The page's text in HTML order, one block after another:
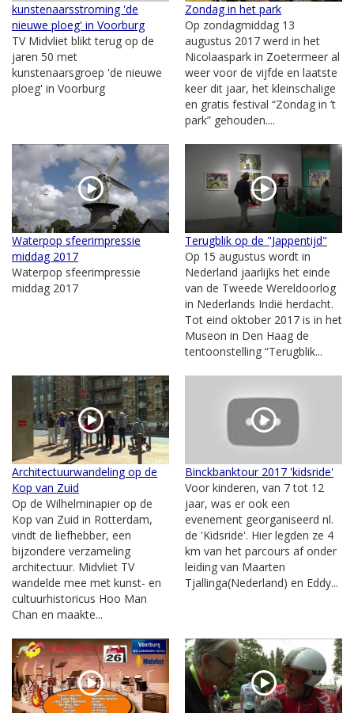
kunstenaarsstroming 'de
nieuwe ploeg' in Voorburg
TV Midvliet blikt terug op de
jaren 50 met
kunstenaarsgroep 'de nieuwe
ploeg' in Voorburg
Zondag in het park
Op zondagmiddag 13
augustus 2017 werd in het
Nicolaaspark in Zoetermeer al
weer voor de vijfde en laatste
keer dit jaar, het kleinschalige
en gratis festival “Zondag in ’t
park” gehouden....
Waterpop sfeerimpressie
middag 2017
Waterpop sfeerimpressie
middag 2017
Terugblik op de "Jappentijd"
Op 15 augustus wordt in
Nederland jaarlijks het einde
van de Tweede Wereldoorlog
in Nederlands Indië herdacht.
Tot eind oktober 2017 is in het
Museon in Den Haag de
tentoonstelling “Terugblik...
Architectuurwandeling op de
Kop van Zuid
Op de Wilhelminapier op de
Kop van Zuid in Rotterdam,
vindt de liefhebber, een
bijzondere verzameling
architectuur. Midvliet TV
wandelde mee met kunst- en
cultuurhistoricus Hoo Man
Chan en maakte...
Binckbanktour 2017 'kidsride'
Voor kinderen, van 7 tot 12
jaar, was er ook een
evenement georganiseerd nl.
de 'Kidsride'. Hier legden ze 4
km van het parcours af onder
leiding van Maarten
Tjallinga(Nederland) en Eddy...